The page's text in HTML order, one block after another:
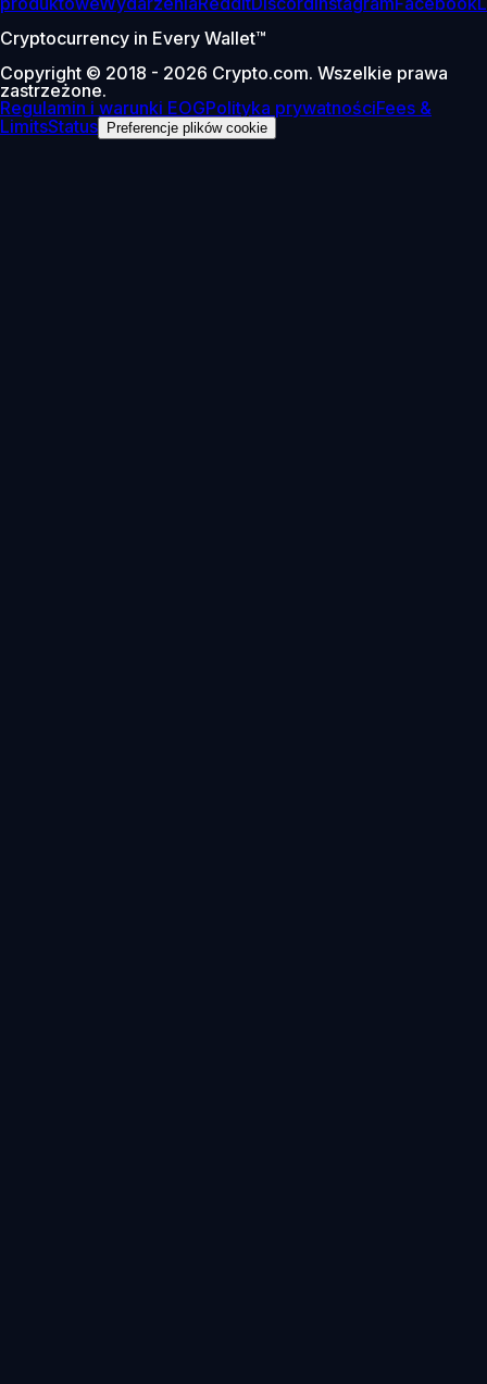
Cryptocurrency in Every Wallet™
Copyright © 2018 - 2026 Crypto.com. Wszelkie prawa
zastrzeżone.
Regulamin i warunki EOGPolityka prywatnościFees &
LimitsStatus Preferencje plików cookie